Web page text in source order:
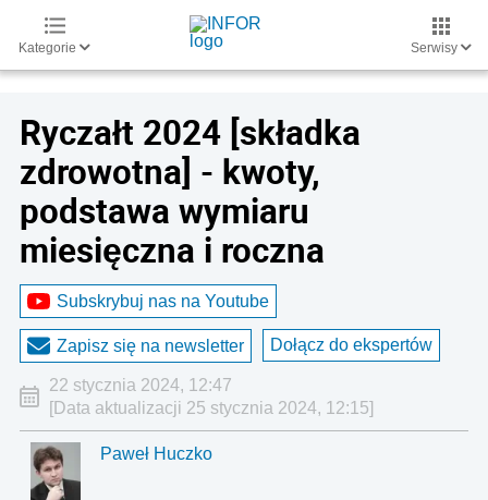
Kategorie Serwisy
Ryczałt 2024 [składka
zdrowotna] - kwoty,
podstawa wymiaru
miesięczna i roczna
Subskrybuj nas na Youtube
Zapisz się na newsletter Dołącz do ekspertów
22 stycznia 2024, 12:47
[Data aktualizacji 25 stycznia 2024, 12:15]
Paweł Huczko